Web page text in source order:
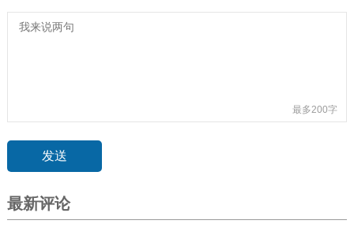
最多200字
最新评论